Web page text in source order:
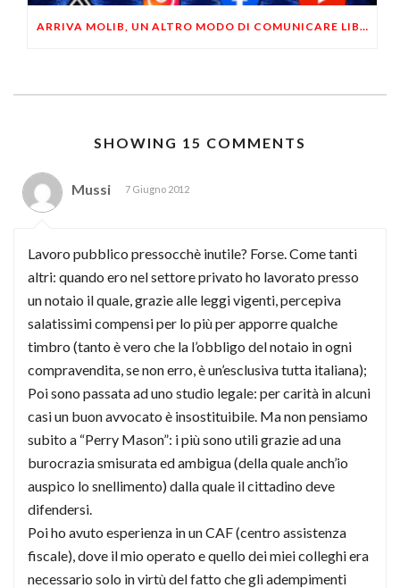
ARRIVA MOLIB, UN ALTRO MODO DI COMUNICARE LIBERTARIO
SHOWING 15 COMMENTS
Mussi 7 Giugno 2012
Lavoro pubblico pressocchè inutile? Forse. Come tanti
altri: quando ero nel settore privato ho lavorato presso
un notaio il quale, grazie alle leggi vigenti, percepiva
salatissimi compensi per lo più per apporre qualche
timbro (tanto è vero che la l’obbligo del notaio in ogni
compravendita, se non erro, è un’esclusiva tutta italiana);
Poi sono passata ad uno studio legale: per carità in alcuni
casi un buon avvocato è insostituibile. Ma non pensiamo
subito a “Perry Mason”: i più sono utili grazie ad una
burocrazia smisurata ed ambigua (della quale anch’io
auspico lo snellimento) dalla quale il cittadino deve
difendersi.
Poi ho avuto esperienza in un CAF (centro assistenza
fiscale), dove il mio operato e quello dei miei colleghi era
necessario solo in virtù del fatto che gli adempimenti